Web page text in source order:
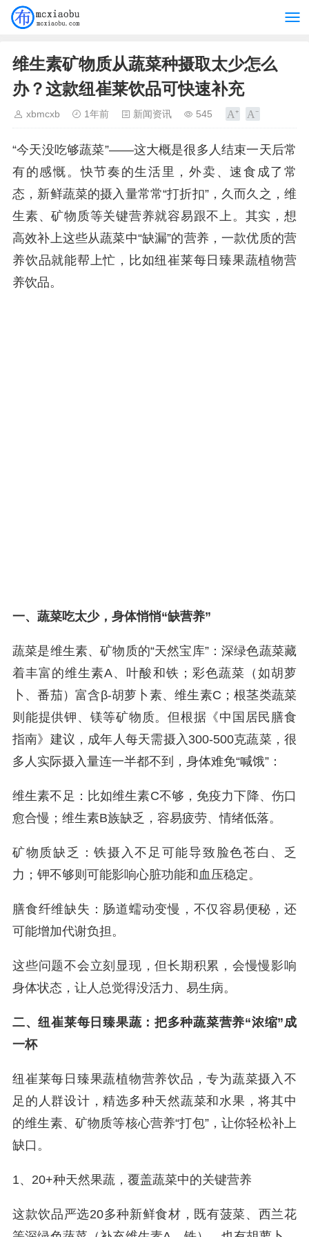
维生素矿物质从蔬菜种摄取太少怎么
办？这款纽崔莱饮品可快速补充
xbmcxb 1年前 新闻资讯 545
“今天没吃够蔬菜”——这大概是很多人结束一天后常
有的感慨。快节奏的生活里，外卖、速食成了常
态，新鲜蔬菜的摄入量常常“打折扣”，久而久之，维
生素、矿物质等关键营养就容易跟不上。其实，想
高效补上这些从蔬菜中“缺漏”的营养，一款优质的营
养饮品就能帮上忙，比如纽崔莱每日臻果蔬植物营
养饮品。
一、蔬菜吃太少，身体悄悄“缺营养”
蔬菜是维生素、矿物质的“天然宝库”：深绿色蔬菜藏
着丰富的维生素A、叶酸和铁；彩色蔬菜（如胡萝
卜、番茄）富含β-胡萝卜素、维生素C；根茎类蔬菜
则能提供钾、镁等矿物质。但根据《中国居民膳食
指南》建议，成年人每天需摄入300-500克蔬菜，很
多人实际摄入量连一半都不到，身体难免“喊饿”：
维生素不足：比如维生素C不够，免疫力下降、伤口
愈合慢；维生素B族缺乏，容易疲劳、情绪低落。
矿物质缺乏：铁摄入不足可能导致脸色苍白、乏
力；钾不够则可能影响心脏功能和血压稳定。
膳食纤维缺失：肠道蠕动变慢，不仅容易便秘，还
可能增加代谢负担。
这些问题不会立刻显现，但长期积累，会慢慢影响
身体状态，让人总觉得没活力、易生病。
二、纽崔莱每日臻果蔬：把多种蔬菜营养“浓缩”成
一杯
纽崔莱每日臻果蔬植物营养饮品，专为蔬菜摄入不
足的人群设计，精选多种天然蔬菜和水果，将其中
的维生素、矿物质等核心营养“打包”，让你轻松补上
缺口。
1、20+种天然果蔬，覆盖蔬菜中的关键营养
这款饮品严选20多种新鲜食材，既有菠菜、西兰花